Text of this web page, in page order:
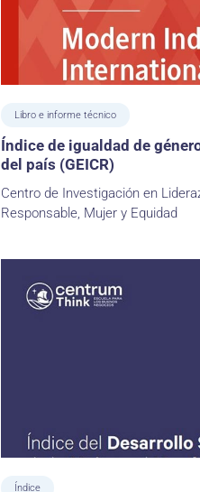
Libro e informe técnico
Índice de igualdad de
del país (GEICR)
Centro de Investigación en
Responsable, Mujer y Equidad
Índice